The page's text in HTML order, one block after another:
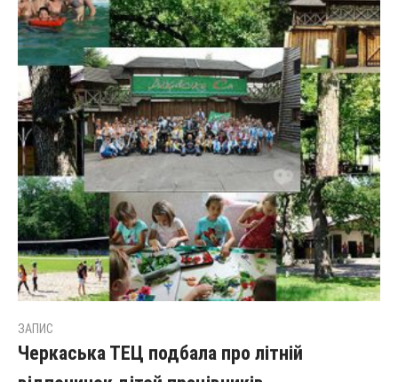
ЗАПИС
Черкаська ТЕЦ подбала про літній